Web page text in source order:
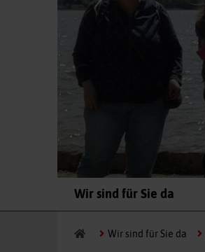
Wir sind für Sie da
Wir sind für Sie da